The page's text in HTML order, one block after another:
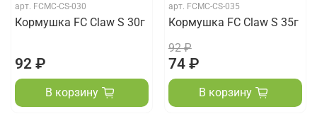
арт. FCMC-CS-030
Кормушка FC Claw S 30г
92 ₽
В корзину
арт. FCMC-CS-035
Кормушка FC Claw S 35г
92 ₽
74 ₽
В корзину